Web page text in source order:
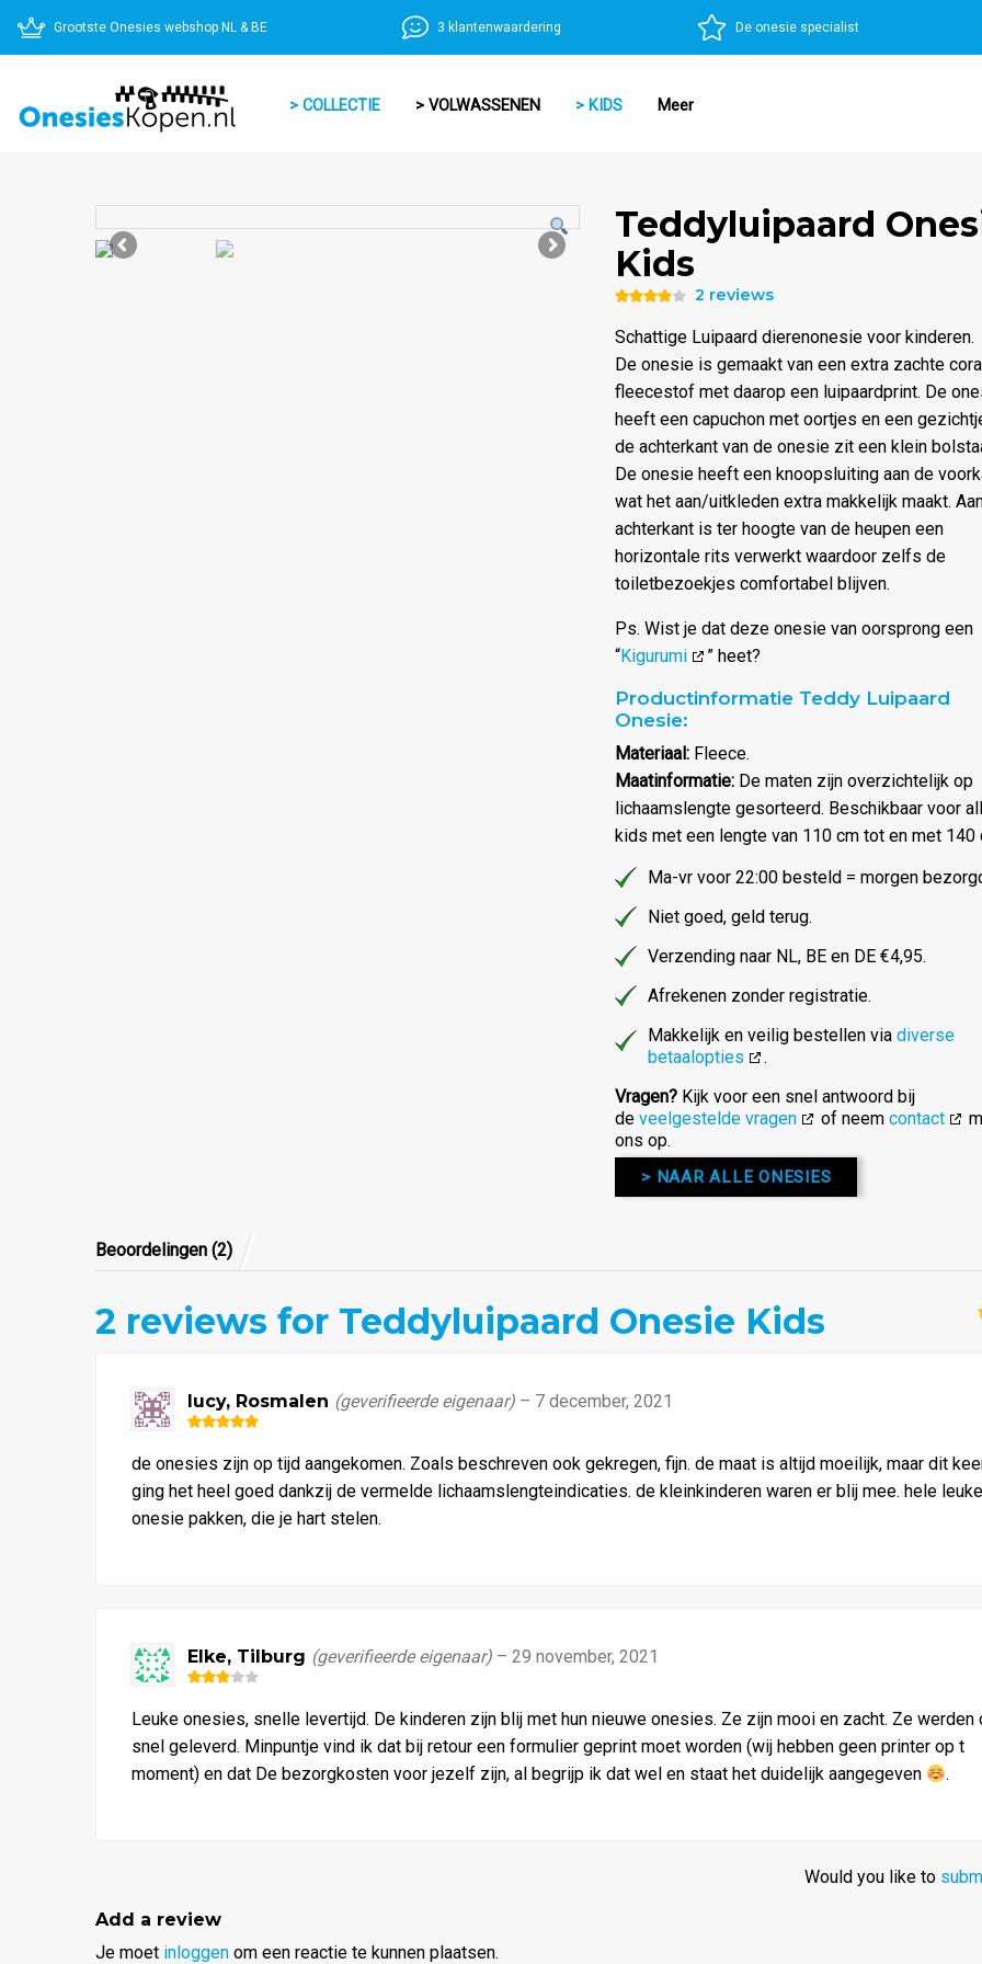
Grootste Onesies webshop NL & BE 3 klantenwaardering De onesie specialist
> COLLECTIE > VOLWASSENEN > KIDS Meer
Teddyluipaard
Kids
4.00uit
5
2 reviews
Schattige Luipaard dierenonesie voor kinderen.
De onesie is gemaakt van een extra zachte
fleecestof met daarop een luipaardprint. De
heeft een capuchon met oortjes en een
de achterkant van de onesie zit een klein
De onesie heeft een knoopsluiting aan de
wat het aan/uitkleden extra makkelijk maakt.
achterkant is ter hoogte van de heupen een
horizontale rits verwerkt waardoor zelfs de
toiletbezoekjes comfortabel blijven.
Ps. Wist je dat deze onesie van oorsprong een
“Kigurumi ” heet?
Productinformatie Teddy Luipaard
Onesie:
Materiaal: Fleece.
Maatinformatie: De maten zijn overzichtelijk op
lichaamslengte gesorteerd. Beschikbaar voor
kids met een lengte van 110 cm tot en met 140
Ma-vr voor 22:00 besteld = morgen
Niet goed, geld terug.
Verzending naar NL, BE en DE €4,95.
Afrekenen zonder registratie.
Makkelijk en veilig bestellen via diverse
betaalopties
.
Vragen? Kijk voor een snel antwoord bij
de veelgestelde vragen of neem contact
ons op.
> NAAR ALLE ONESIES
Beoordelingen (2)
2 reviews for Teddyluipaard Onesie Kids
5uit 5
lucy, Rosmalen (geverifieerde eigenaar) – 7 december, 2021
de onesies zijn op tijd aangekomen. Zoals beschreven ook gekregen, fijn. de maat is altijd moeilijk, maar dit
ging het heel goed dankzij de vermelde lichaamslengteindicaties. de kleinkinderen waren er blij mee. hele leuke
onesie pakken, die je hart stelen.
3uit 5
Elke, Tilburg (geverifieerde eigenaar) – 29 november, 2021
Leuke onesies, snelle levertijd. De kinderen zijn blij met hun nieuwe onesies. Ze zijn mooi en zacht. Ze werden
snel geleverd. Minpuntje vind ik dat bij retour een formulier geprint moet worden (wij hebben geen printer op t
moment) en dat De bezorgkosten voor jezelf zijn, al begrijp ik dat wel en staat het duidelijk aangegeven
.
Would you like to
Add a review
Je moet inloggen om een reactie te kunnen plaatsen.